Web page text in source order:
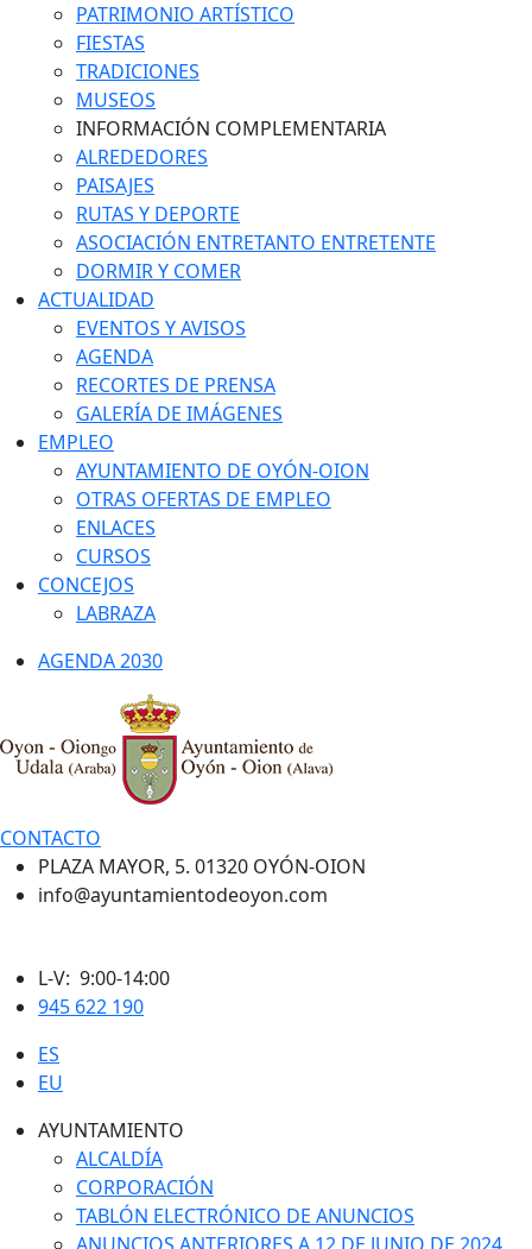
PATRIMONIO ARTÍSTICO
FIESTAS
TRADICIONES
MUSEOS
INFORMACIÓN COMPLEMENTARIA
ALREDEDORES
PAISAJES
RUTAS Y DEPORTE
ASOCIACIÓN ENTRETANTO ENTRETENTE
DORMIR Y COMER
ACTUALIDAD
EVENTOS Y AVISOS
AGENDA
RECORTES DE PRENSA
GALERÍA DE IMÁGENES
EMPLEO
AYUNTAMIENTO DE OYÓN-OION
OTRAS OFERTAS DE EMPLEO
ENLACES
CURSOS
CONCEJOS
LABRAZA
AGENDA 2030
CONTACTO
PLAZA MAYOR, 5. 01320 OYÓN-OION
info@ayuntamientodeoyon.com
L-V: 9:00-14:00
945 622 190
ES
EU
AYUNTAMIENTO
ALCALDÍA
CORPORACIÓN
TABLÓN ELECTRÓNICO DE ANUNCIOS